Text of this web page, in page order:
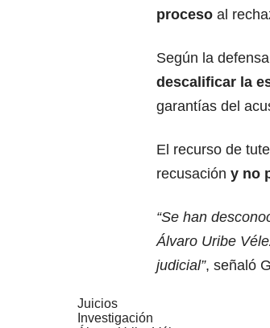
proceso al
Según la
descalificar la
garantías del
El recurso de
recusación y no
“Se han
Álvaro Uribe
judicial”, señaló
Juicios
Investigación